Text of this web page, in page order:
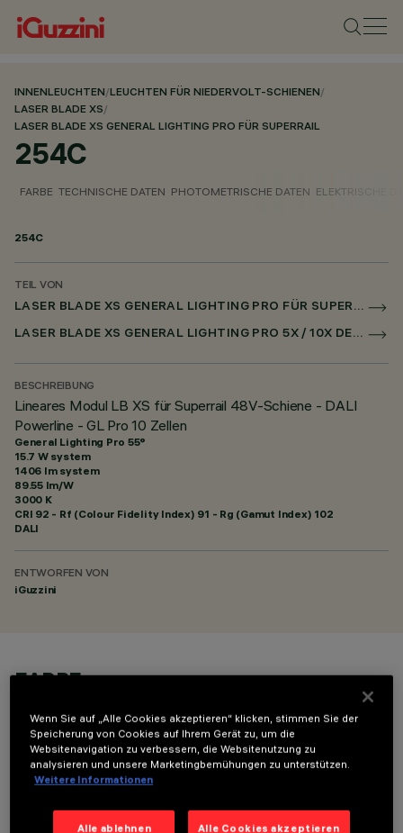
INNENLEUCHTEN/LEUCHTEN FÜR NIEDERVOLT-SCHIENEN/
LASER BLADE XS/
LASER BLADE XS GENERAL LIGHTING PRO FÜR SUPERRAIL
254C
FARBE TECHNISCHE DATEN PHOTOMETRISCHE DATEN ELEKTRISCHE
254C
TEIL VON
LASER BLADE XS GENERAL LIGHTING PRO FÜR SUPERRAIL
LASER BLADE XS GENERAL LIGHTING PRO 5X / 10X DECKEN FÜR SUPERRAIL DALI POWERLINE
BESCHREIBUNG
Lineares Modul LB XS für Superrail 48V-Schiene - DALI
Powerline - GL Pro 10 Zellen
General Lighting Pro 55°
15.7 W system
1406 lm system
89.55 lm/W
3000 K
CRI 92 - Rf (Colour Fidelity Index) 91 - Rg (Gamut Index) 102
DALI
ENTWORFEN VON
iGuzzini
FARBE
TECHNISCHE DATEN
Wenn Sie auf „Alle Cookies akzeptieren“ klicken, stimmen Sie der
Speicherung von Cookies auf Ihrem Gerät zu, um die
Websitenavigation zu verbessern, die Websitenutzung zu
analysieren und unsere Marketingbemühungen zu unterstützen.
Weitere Informationen
Alle ablehnen Alle Cookies akzeptieren